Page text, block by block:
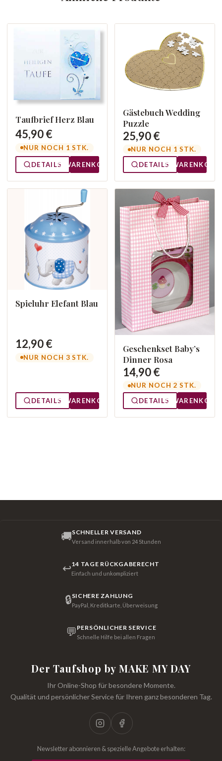
Taufbrief Herz Blau
45,90 €
NUR NOCH 1 STK.
DETAILS WARENKORB
Gästebuch Wedding
Puzzle
25,90 €
NUR NOCH 1 STK.
DETAILS
WARENKORB
Spieluhr Elefant Blau
12,90 €
NUR NOCH 3 STK.
DETAILS WARENKORB
Geschenkset Baby’s
Dinner Rosa
14,90 €
NUR NOCH 2 STK.
DETAILS
WARENKORB
🚚SCHNELLER VERSAND
Versand innerhalb von 24 Stunden
↩14 TAGE RÜCKGABERECHT
Einfach und unkompliziert
🔒SICHERE ZAHLUNG
PayPal, Kreditkarte, Überweisung
💬 PERSÖNLICHER SERVICE
Schnelle Hilfe bei allen Fragen
Der Taufshop by MAKE MY DAY
Ihr Online-Shop für besondere Momente.
Qualität und persönlicher Service für Ihren ganz besonderen Tag.
Newsletter abonnieren & spezielle Angebote erhalten: